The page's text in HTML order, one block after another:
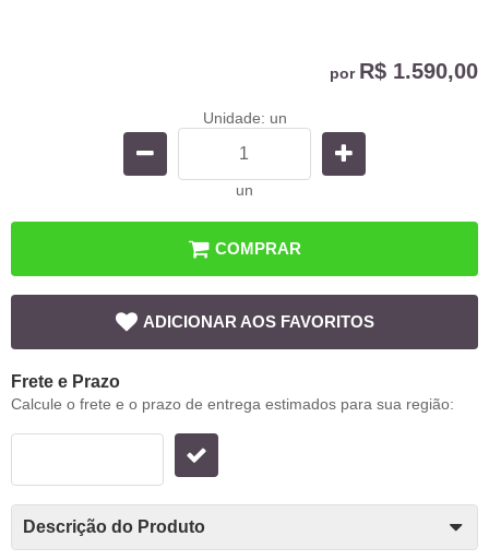
por R$ 1.590,00
Unidade: un
un
COMPRAR
ADICIONAR AOS FAVORITOS
Frete e Prazo
Calcule o frete e o prazo de entrega estimados para sua região:
Descrição do Produto